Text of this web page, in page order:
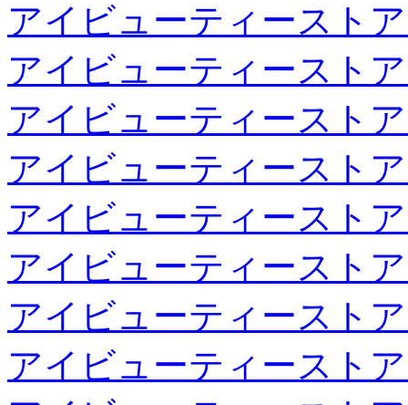
アイビューティースト
アイビューティースト
アイビューティースト
アイビューティースト
アイビューティースト
アイビューティースト
アイビューティースト
アイビューティースト